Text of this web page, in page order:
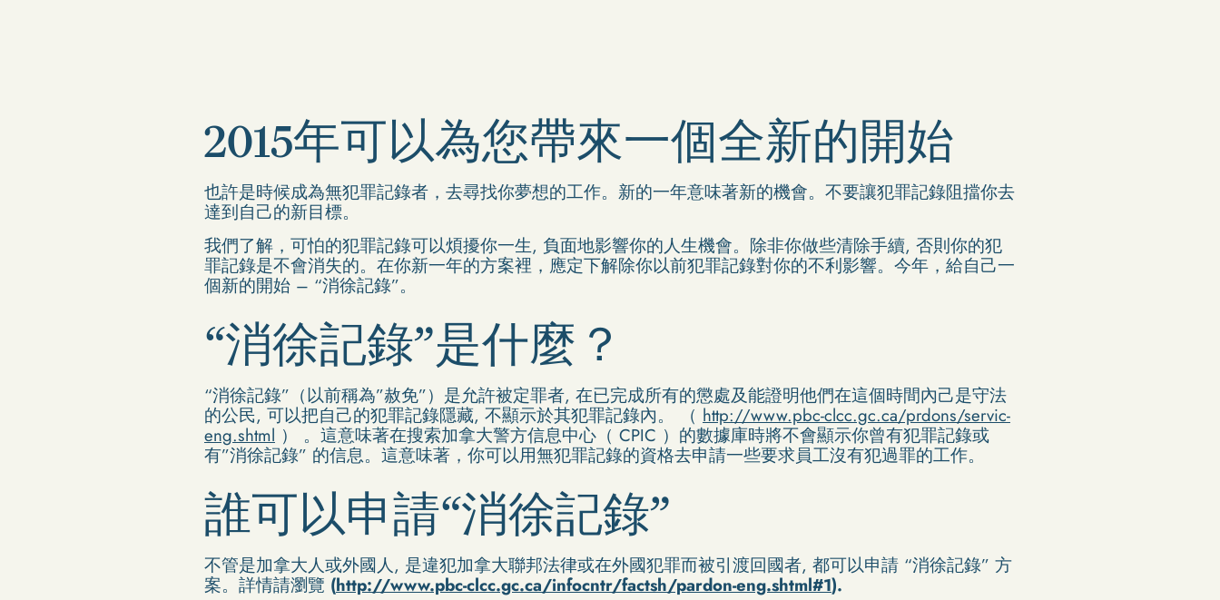
2015年可以為您帶來一個全新的開始
也許是時候成為無犯罪記錄者，去尋找你夢想的工作。新的一年意味著新的機會。不要讓犯罪記錄阻擋你去
達到自己的新目標。
我們了解，可怕的犯罪記錄可以煩擾你一生, 負面地影響你的人生機會。除非你做些清除手續, 否則你的犯
罪記錄是不會消失的。在你新一年的方案裡，應定下解除你以前犯罪記錄對你的不利影響。今年，給自己一
個新的開始 – “消徐記錄”。
“消徐記錄”是什麼？
“消徐記錄”（以前稱為”赦免”）是允許被定罪者, 在已完成所有的懲處及能證明他們在這個時間內己是守法
的公民, 可以把自己的犯罪記錄隱藏, 不顯示於其犯罪記錄內。 （ http://www.pbc-clcc.gc.ca/prdons/servic-
eng.shtml ） 。這意味著在搜索加拿大警方信息中心（ CPIC ）的數據庫時將不會顯示你曾有犯罪記錄或
有”消徐記錄” 的信息。這意味著，你可以用無犯罪記錄的資格去申請一些要求員工沒有犯過罪的工作。
誰可以申請“消徐記錄”
不管是加拿大人或外國人, 是違犯加拿大聯邦法律或在外國犯罪而被引渡回國者, 都可以申請 “消徐記錄” 方
案。詳情請瀏覽 (http://www.pbc-clcc.gc.ca/infocntr/factsh/pardon-eng.shtml#1).